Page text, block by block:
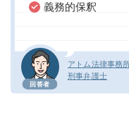
回答者
アトム法律事務
刑事弁護士
義務的保釈